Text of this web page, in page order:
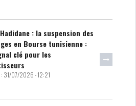
: la suspension des
en Bourse tunisienne :
clé pour les
31/07/2026 - 12:21